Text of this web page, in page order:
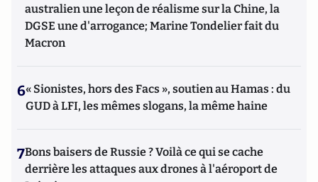
australien une leçon de réalisme sur la Chine, la
DGSE une d'arrogance; Marine Tondelier fait du
Macron
6« Sionistes, hors des Facs », soutien au Hamas : du
GUD à LFI, les mêmes slogans, la même haine
7Bons baisers de Russie ? Voilà ce qui se cache
derrière les attaques aux drones à l'aéroport de